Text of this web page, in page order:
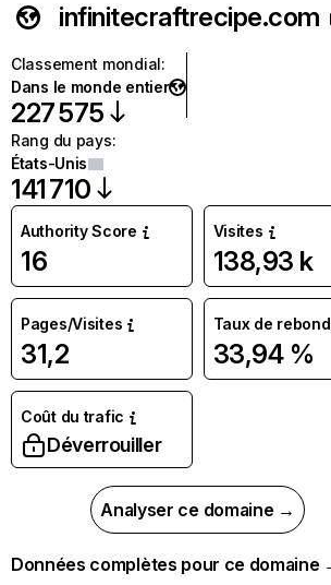
infinitecraftrecipe.com
Classement mondial:
Dans le monde entier
227 575
Rang du pays:
États-Unis
141 710
Authority Score
16
Visites
138,93 k
Pages/Visites
31,2
Taux de rebond
33,94 %
Coût du trafic
Déverrouiller
Analyser ce domaine →
Données complètes pour ce domaine